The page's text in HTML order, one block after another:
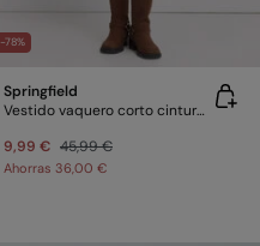
-78%
Springfield
Vestido vaquero corto cinturón
9,99 € 45,99 €
Ahorras 36,00 €